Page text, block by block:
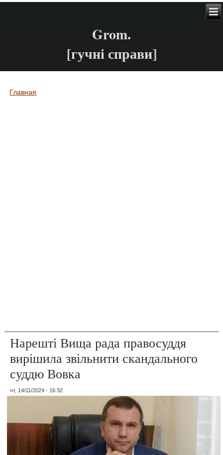
Grom.
[гучні справи]
Вы здесь
Главная
Нарешті Вища рада правосуддя
вирішила звільнити скандального
суддю Вовка
чт, 14/11/2024 - 16:32